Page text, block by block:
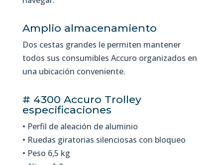
Amplio almacenamiento
Dos cestas grandes le permiten mantener
todos sus consumibles Accuro organizados en
una ubicación conveniente.
# 4300 Accuro Trolley
especificaciones
• Perfil de aleación de aluminio
• Ruedas giratorias silenciosas con bloqueo
• Peso 6,5 kg